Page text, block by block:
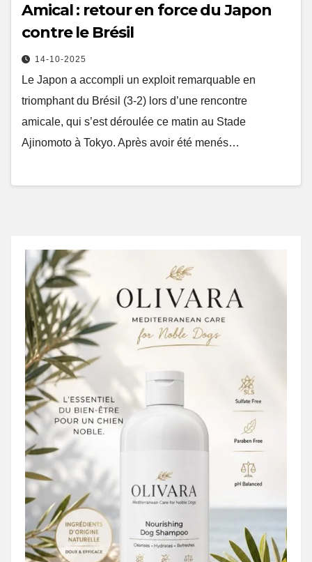
Amical : retour en force du Japon
contre le Brésil
14-10-2025
Le Japon a accompli un exploit remarquable en
triomphant du Brésil (3-2) lors d’une rencontre
amicale, qui s’est déroulée ce matin au Stade
Ajinomoto à Tokyo. Après avoir été menés…